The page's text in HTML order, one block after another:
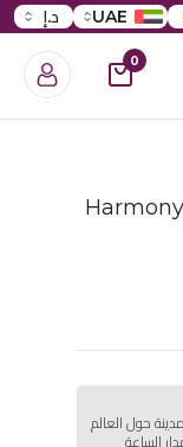
UAE د.إ
0
الساعة